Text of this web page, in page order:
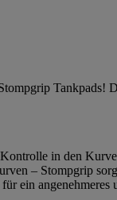
in den
– Stompgrip
ein angenehmeres